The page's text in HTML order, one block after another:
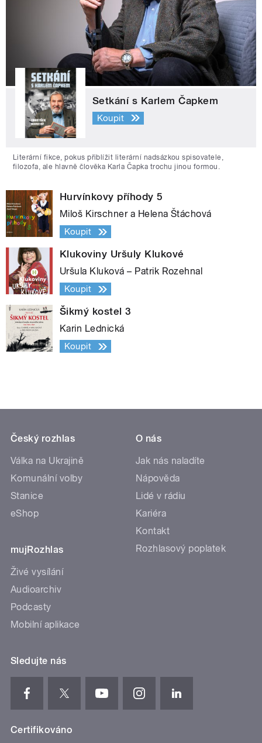
Setkání s Karlem Čapkem
Koupit
Literární fikce, pokus přiblížit literární nadsázkou spisovatele,
filozofa, ale hlavně člověka Karla Čapka trochu jinou formou.
Hurvínkovy příhody 5
Miloš Kirschner a Helena Štáchová
Koupit
Klukoviny Uršuly Klukové
Uršula Kluková – Patrik Rozehnal
Koupit
Šikmý kostel 3
Karin Lednická
Koupit
Český rozhlas
Válka na Ukrajině
Komunální volby
Stanice
eShop
mujRozhlas
Živé vysílání
Audioarchiv
Podcasty
Mobilní aplikace
O nás
Jak nás naladíte
Nápověda
Lidé v rádiu
Kariéra
Kontakt
Rozhlasový poplatek
Sledujte nás
Certifikováno